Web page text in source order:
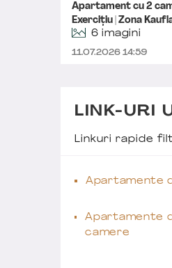
Apartament cu 2
Exercițiu | Zona
6 imagini
11.07.2026 14:59
LINK-URI
Linkuri rapide
Apartamente
Apartamente
camere